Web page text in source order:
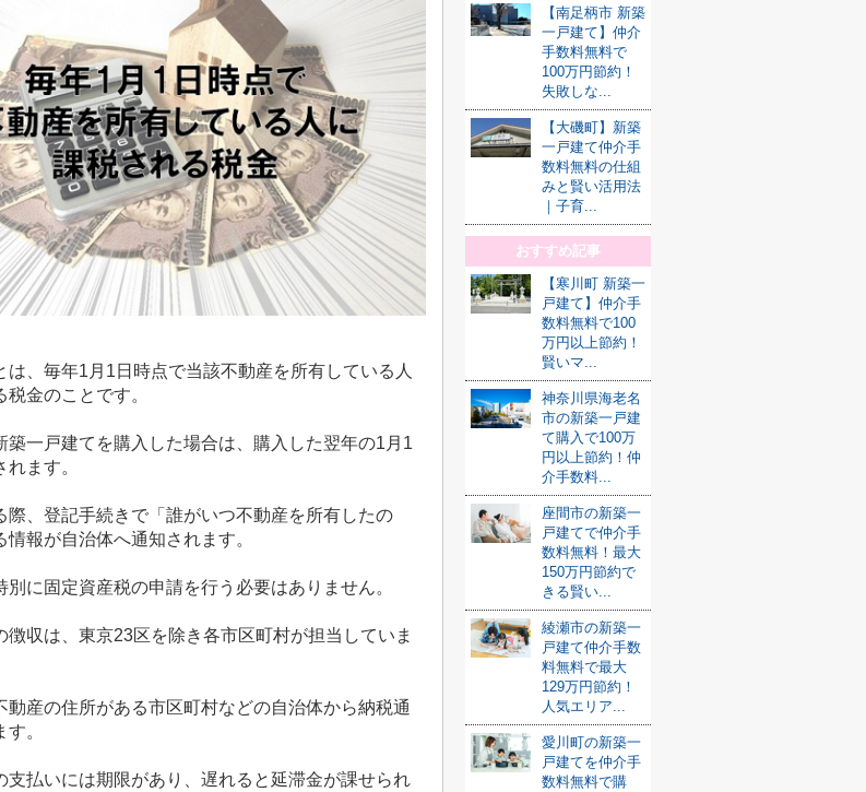
は、毎年1 月 1 日時点で当該不動産を所有している人
税金のことです。
築一戸建てを購入した場合は、購入した翌年の1 月 1
れます。
際、登記手続きで「誰がいつ不動産を所有したの
情報が自治体へ通知されます。
別に固定資産税の申請を行う必要はありません。
徴収は、東京23区を除き各市区町村が担当していま
動産の住所がある市区町村などの自治体から納税通
。
支払いには期限があり、遅れると延滞金が課せられ
【南足柄市 新築
一戸建て】仲介
手数料無料で
100万円節約！
失敗しな...
【大磯町】新築
一戸建て仲介手
数料無料の仕組
みと賢い活用法
｜子育...
おすすめ記事
【寒川町 新築一
戸建て】仲介手
数料無料で100
万円以上節約！
賢いマ...
神奈川県海老名
市の新築一戸建
て購入で100万
円以上節約！仲
介手数料...
座間市の新築一
戸建てで仲介手
数料無料！最大
150万円節約で
きる賢い...
綾瀬市の新築一
戸建て仲介手数
料無料で最大
129万円節約！
人気エリア...
愛川町の新築一
戸建てを仲介手
数料無料で購